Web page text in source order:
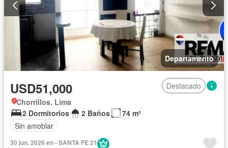
Departamento
USD51,000
Destacado
Chorrillos, Lima
2 Dormitorios
2 Baños
74 m²
Sin amoblar
30 jun. 2026 en - SANTA FE 21